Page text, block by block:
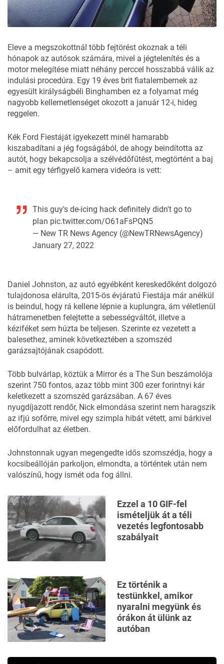
Eleve a megszokottnál több fejtörést okoznak a téli
hónapok az autósok számára, mivel a jégtelenítés és a
motor melegítése miatt néhány perccel hosszabbá válik az
indulási procedúra. Egy 19 éves brit fiatalembernek az
egyesült királyságbéli Binghamben ez a folyamat még
nagyobb kellemetlenséget okozott a január 12-i, hideg
reggelen.
Kék Ford Fiestáját igyekezett minél hamarabb
kiszabadítani a jég fogságából, de ahogy beindította az
autót, hogy bekapcsolja a szélvédőfűtést, megtörtént a baj
– amit egy térfigyelő kamera videóra is vett:
This guy's de-icing hack definitely didn't go to
plan pic.twitter.com/O61aFsPQN5
— New TR News Agency (@NewTRNewsAgency)
January 27, 2022
Daniel Johnston, az autó egyébként kereskedőként dolgozó
tulajdonosa elárulta, 2015-ös évjáratú Fiestája már anélkül
is beindul, hogy rá kellene lépnie a kuplungra, ám véletlenül
hátramenetben felejtette a sebességváltót, illetve a
kéziféket sem húzta be teljesen. Szerinte ez vezetett a
balesethez, aminek következtében a szomszéd
garázsajtójának csapódott.
Több bulvárlap, köztük a Mirrorés a The Sun beszámolója
szerint 750 fontos, azaz több mint 300 ezer forintnyi kár
keletkezett a szomszéd garázsában. A 67 éves
nyugdíjazott rendőr, Nick elmondása szerint nem haragszik
az ifjú sofőrre, mivel egy szimpla hibát vétett, ami bárkivel
előfordulhat az életben.
Johnstonnak ugyan megengedte idős szomszédja, hogy a
kocsibeállóján parkoljon, elmondta, a történtek után nem
valószínű, hogy ismét oda fog állni.
Ezzel a 10 GIF-fel
ismételjük át a téli
vezetés legfontosabb
szabályait
Ez történik a
testünkkel, amikor
nyaralni megyünk és
órákon át ülünk az
autóban